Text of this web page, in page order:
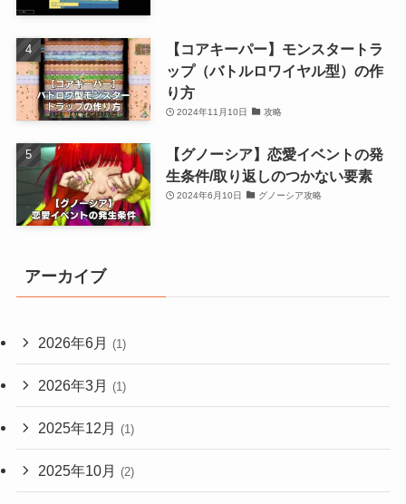
【コアキーパー】モンスタートラ
ップ（バトルロワイヤル型）の作
り方
2024年11月10日 攻略
【グノーシア】恋愛イベントの発
生条件/取り返しのつかない要素
2024年6月10日 グノーシア攻略
アーカイブ
2026年6月 (1)
2026年3月 (1)
2025年12月 (1)
2025年10月 (2)